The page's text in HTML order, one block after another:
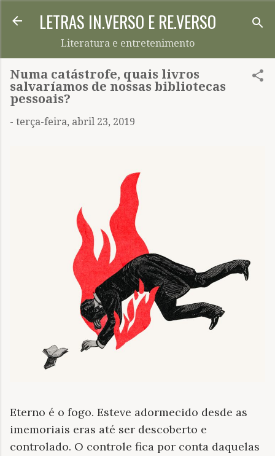
Pular para o conteúdo principal
LETRAS IN.VERSO E RE.VERSO
Literatura e entretenimento
Numa catástrofe, quais livros
salvaríamos de nossas bibliotecas
pessoais?
- terça-feira, abril 23, 2019
Eterno é o fogo. Esteve adormecido desde as
imemoriais eras até ser descoberto e
controlado. O controle fica por conta daquelas